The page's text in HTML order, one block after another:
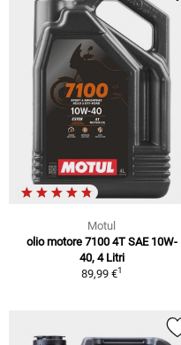
Motul
olio motore 7100 4T SAE 10W-
40, 4 Litri
89,99 €1